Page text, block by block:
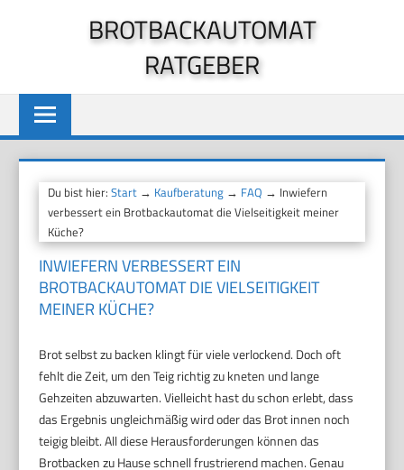
BROTBACKAUTOMAT
RATGEBER
Du bist hier:Start → Kaufberatung → FAQ → Inwiefern
verbessert ein Brotbackautomat die Vielseitigkeit meiner
Küche?
INWIEFERN VERBESSERT EIN
BROTBACKAUTOMAT DIE VIELSEITIGKEIT
MEINER KÜCHE?
Brot selbst zu backen klingt für viele verlockend. Doch oft
fehlt die Zeit, um den Teig richtig zu kneten und lange
Gehzeiten abzuwarten. Vielleicht hast du schon erlebt, dass
das Ergebnis ungleichmäßig wird oder das Brot innen noch
teigig bleibt. All diese Herausforderungen können das
Brotbacken zu Hause schnell frustrierend machen. Genau